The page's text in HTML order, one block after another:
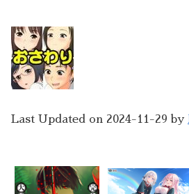
Last Updated on 2024-11-29 by